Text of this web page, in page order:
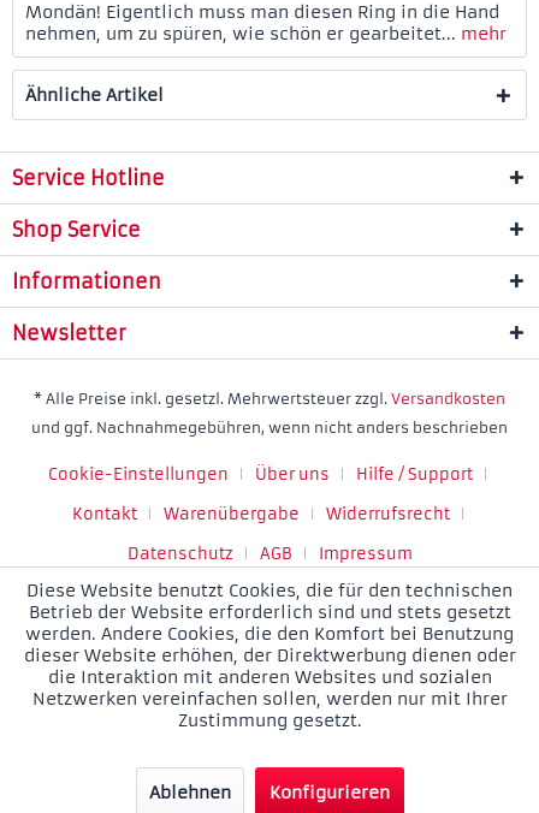
Mondän! Eigentlich muss man diesen Ring in die Hand
nehmen, um zu spüren, wie schön er gearbeitet... mehr
Ähnliche Artikel
Service Hotline
Shop Service
Informationen
Newsletter
* Alle Preise inkl. gesetzl. Mehrwertsteuer zzgl. Versandkosten
und ggf. Nachnahmegebühren, wenn nicht anders beschrieben
Cookie-Einstellungen Über uns
Hilfe / Support
Kontakt
Warenübergabe
Widerrufsrecht
Datenschutz
AGB Impressum
Diese Website benutzt Cookies, die für den technischen
Betrieb der Website erforderlich sind und stets gesetzt
werden. Andere Cookies, die den Komfort bei Benutzung
dieser Website erhöhen, der Direktwerbung dienen oder
die Interaktion mit anderen Websites und sozialen
Netzwerken vereinfachen sollen, werden nur mit Ihrer
Zustimmung gesetzt.
Ablehnen Konfigurieren